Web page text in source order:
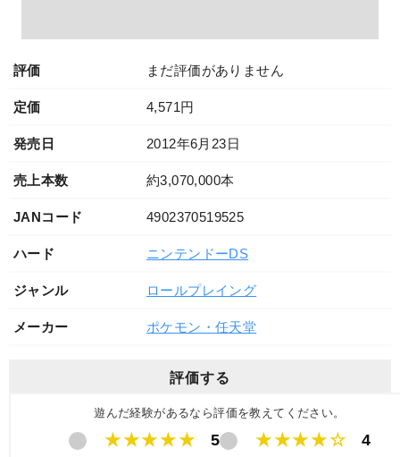
評価 まだ評価がありません
定価 4,571円
発売日 2012年6月23日
売上本数 約3,070,000本
JANコード 4902370519525
ハード ニンテンドーDS
ジャンル ロールプレイング
メーカー ポケモン・任天堂
評価する
遊んだ経験があるなら評価を教えてください。
★★★★★ 5 ★★★★☆
4